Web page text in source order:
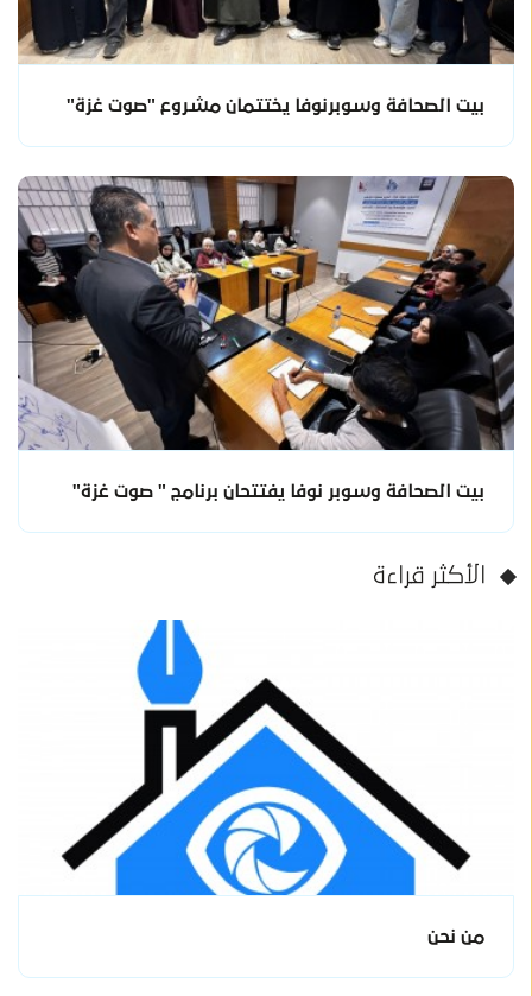
بيت الصحافة وسوبرنوفا يختتمان مشروع "صوت غزة"
بيت الصحافة وسوبر نوفا يفتتحان برنامج " صوت غزة"
الأكثر قراءة
من نحن